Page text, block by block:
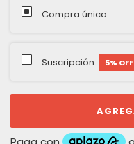
Compra única
Suscripción 5% OFF